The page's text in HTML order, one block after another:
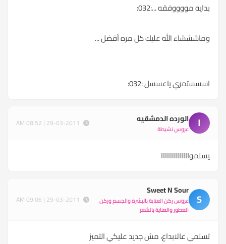
بدايه مووووفقه ...:032:
وماشششاء الله عليك كل مره أفضل ...
اسسستمري ياعسسل :032:
ا الورده الدمشقيه
عروس نشيطة
يسلمواااااااااااااا
S
Sweet N Sour
عروس ركن العناية بالبشرة والجسم وركن
العطور والعناية بالشعر
تسلمي عالابداع، مش جديد عليكي التميز